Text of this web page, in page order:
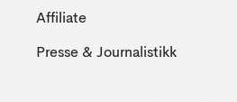
Affiliate
Presse & Journalistikk